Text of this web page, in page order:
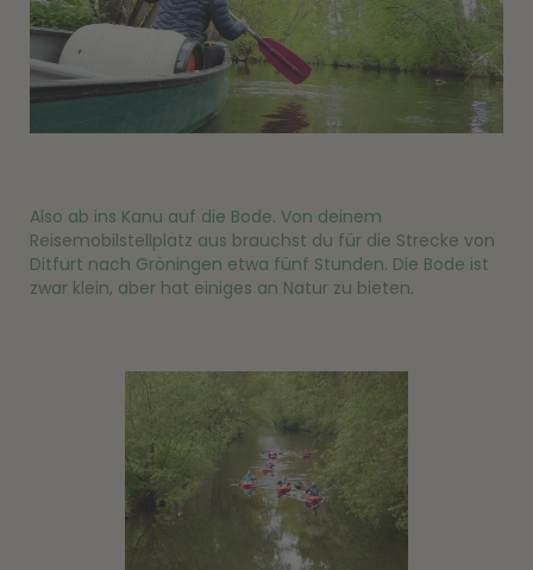
Also ab ins Kanu auf die Bode. Von deinem
Reisemobilstellplatz aus brauchst du für die Strecke von
Ditfurt nach Gröningen etwa fünf Stunden. Die Bode ist
zwar klein, aber hat einiges an Natur zu bieten.